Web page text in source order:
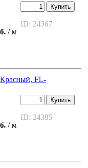
/ м
Купить
ID: 24367
Красный, FL-
/ м
Купить
ID: 24385